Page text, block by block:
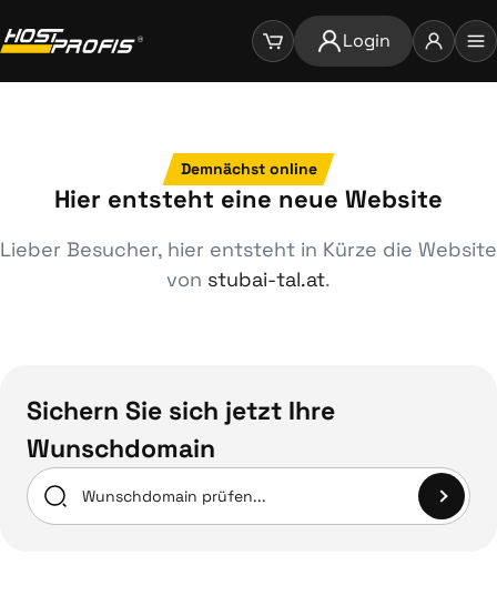
Login
Demnächst online
Hier entsteht eine neue Website
Lieber Besucher, hier entsteht in Kürze die Website
von stubai-tal.at.
Sichern Sie sich jetzt Ihre
Wunschdomain